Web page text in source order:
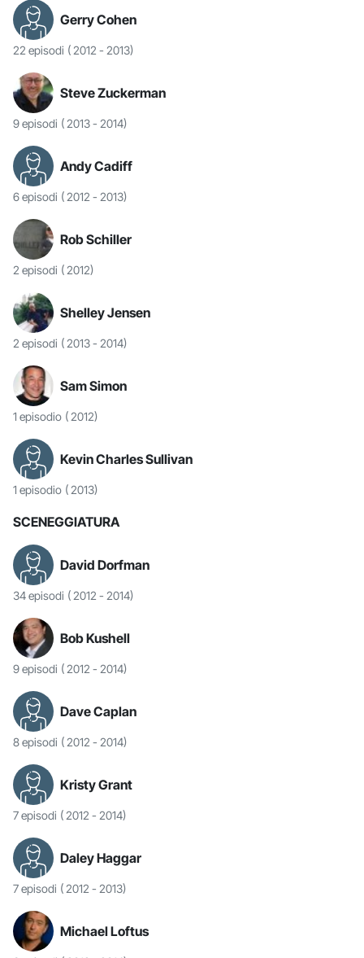
Gerry Cohen
22 episodi ( 2012 - 2013)
Steve Zuckerman
9 episodi ( 2013 - 2014)
Andy Cadiff
6 episodi ( 2012 - 2013)
Rob Schiller
2 episodi ( 2012)
Shelley Jensen
2 episodi ( 2013 - 2014)
Sam Simon
1 episodio ( 2012)
Kevin Charles Sullivan
1 episodio ( 2013)
SCENEGGIATURA
David Dorfman
34 episodi ( 2012 - 2014)
Bob Kushell
9 episodi ( 2012 - 2014)
Dave Caplan
8 episodi ( 2012 - 2014)
Kristy Grant
7 episodi ( 2012 - 2014)
Daley Haggar
7 episodi ( 2012 - 2013)
Michael Loftus